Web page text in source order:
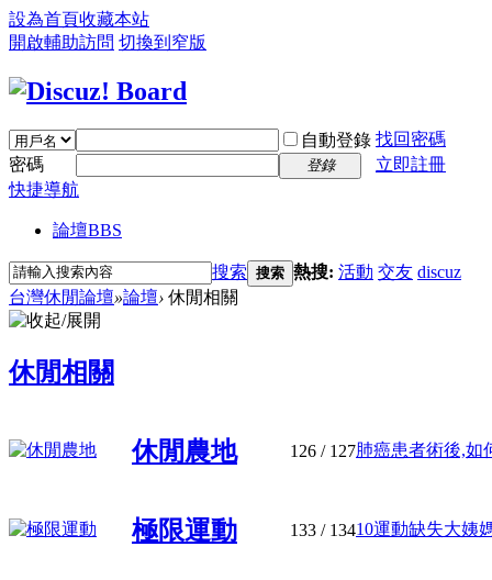
設為首頁收藏本站
開啟輔助訪問 切換到窄版
自動登錄 找回密碼
密碼
登錄
立即註冊
快捷導航
論壇BBS
搜索 搜索 熱搜: 活動 交友 discuz
台灣休閒論壇»論壇› 休閒相關
休閒相關
休閒農地 126 / 127肺癌患者術後,如
極限運動 133 / 13410運動缺失大姨